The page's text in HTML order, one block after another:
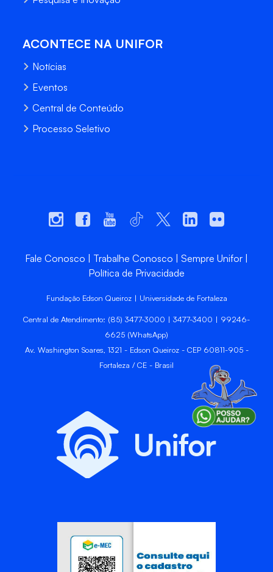
ACONTECE NA UNIFOR
Notícias
Eventos
Central de Conteúdo
Processo Seletivo
Fale Conosco Trabalhe Conosco
Sempre Unifor
Política de Privacidade
Fundação Edson Queiroz | Universidade de Fortaleza
Central de Atendimento: (85) 3477-3000 | 3477-3400 | 99246-
6625 (WhatsApp)
Av. Washington Soares, 1321 - Edson Queiroz - CEP 60811-905 -
Fortaleza / CE - Brasil